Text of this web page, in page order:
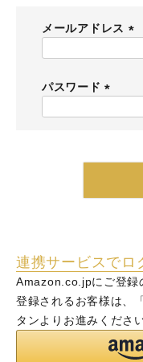
メールアドレス
パスワード
)
連携サービスでロ
Amazon.co.jpにご登録
登録されるお客様は、
タンよりお進みください